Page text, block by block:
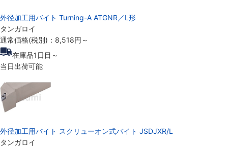
外径加工用バイト Turning-A ATGNR／L形
タンガロイ
通常価格(税別)： 8,518円 ～
在庫品1日目～
当日出荷可能
外径加工用バイト スクリューオン式バイト JSDJXR/L
タンガロイ